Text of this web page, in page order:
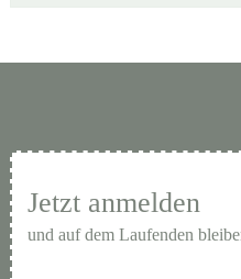
Jetzt anmelden
und auf dem Laufenden